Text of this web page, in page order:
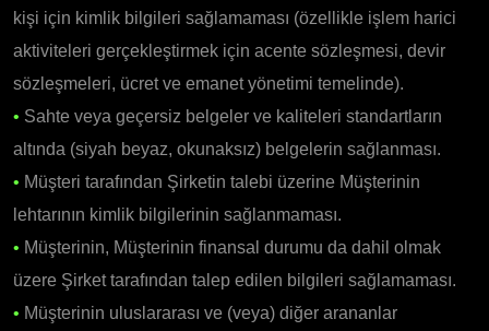
kişi için kimlik bilgileri sağlamaması (özellikle işlem harici
aktiviteleri gerçekleştirmek için acente sözleşmesi, devir
sözleşmeleri, ücret ve emanet yönetimi temelinde).
• Sahte veya geçersiz belgeler ve kaliteleri standartların
altında (siyah beyaz, okunaksız) belgelerin sağlanması.
• Müşteri tarafından Şirketin talebi üzerine Müşterinin
lehtarının kimlik bilgilerinin sağlanmaması.
• Müşterinin, Müşterinin finansal durumu da dahil olmak
üzere Şirket tarafından talep edilen bilgileri sağlamaması.
• Müşterinin uluslararası ve (veya) diğer arananlar